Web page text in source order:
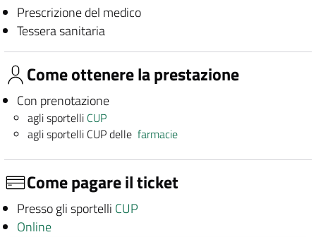
Prescrizione del medico
Tessera sanitaria
Come ottenere la prestazione
Con prenotazione
agli sportelli CUP
agli sportelli CUP dellefarmacie
Come pagare il ticket
Presso gli sportelli CUP
Online